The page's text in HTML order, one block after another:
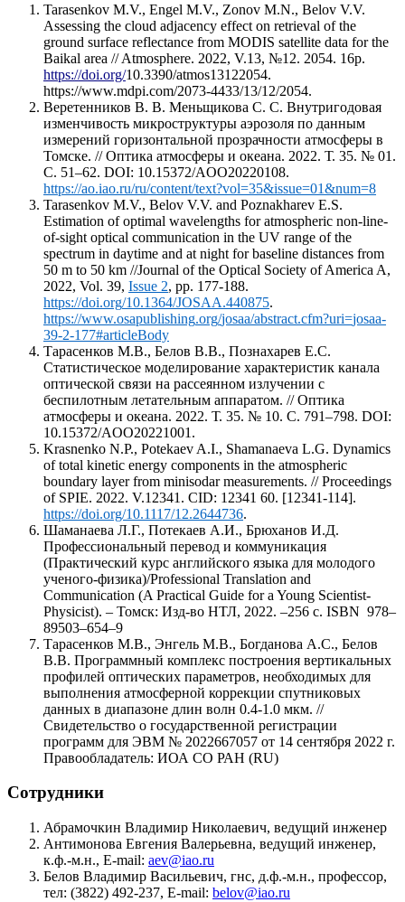
Tarasenkov M.V., Engel M.V., Zonov M.N., Belov V.V.
Assessing the cloud adjacency effect on retrieval of the
ground surface reflectance from MODIS satellite data for the
Baikal area // Atmosphere. 2022, V.13, №12. 2054. 16p.
https://doi.org/10.3390/atmos13122054.
https://www.mdpi.com/2073-4433/13/12/2054.
Веретенников В. В. Меньщикова С. С. Внутригодовая
изменчивость микроструктуры аэрозоля по данным
измерений горизонтальной прозрачности атмосферы в
Томске. // Оптика атмосферы и океана. 2022. Т. 35. № 01.
С. 51–62. DOI: 10.15372/AOO20220108.
https://ao.iao.ru/ru/content/text?vol=35&issue=01&num=8
Tarasenkov M.V., Belov V.V. and Poznakharev E.S.
Estimation of optimal wavelengths for atmospheric non-line-
of-sight optical communication in the UV range of the
spectrum in daytime and at night for baseline distances from
50 m to 50 km //Journal of the Optical Society of America A,
2022, Vol. 39, Issue 2, pp. 177-188.
https://doi.org/10.1364/JOSAA.440875.
https://www.osapublishing.org/josaa/abstract.cfm?uri=josaa-
39-2-177#articleBody
Тарасенков М.В., Белов В.В., Познахарев Е.С.
Статистическое моделирование характеристик канала
оптической связи на рассеянном излучении с
беспилотным летательным аппаратом. // Оптика
атмосферы и океана. 2022. Т. 35. № 10. С. 791–798. DOI:
10.15372/AOO20221001.
Krasnenko N.P., Potekaev A.I., Shamanaeva L.G. Dynamics
of total kinetic energy components in the atmospheric
boundary layer from minisodar measurements. // Proceedings
of SPIE. 2022. V.12341. CID: 12341 60. [12341-114].
https://doi.org/10.1117/12.2644736.
Шаманаева Л.Г., Потекаев А.И., Брюханов И.Д.
Профессиональный перевод и коммуникация
(Практический курс английского языка для молодого
ученого-физика)/Professional Translation and
Communication (A Practical Guide for a Young Scientist-
Physicist). – Томск: Изд-во НТЛ, 2022. –256 с. ISBN 978–
89503–654–9
Тарасенков М.В., Энгель М.В., Богданова А.С., Белов
В.В. Программный комплекс построения вертикальных
профилей оптических параметров, необходимых для
выполнения атмосферной коррекции спутниковых
данных в диапазоне длин волн 0.4-1.0 мкм. //
Свидетельство о государственной регистрации
программ для ЭВМ № 2022667057 от 14 сентября 2022 г.
Правообладатель: ИОА СО РАН (RU)
Сотрудники
Абрамочкин Владимир Николаевич, ведущий инженер
Антимонова Евгения Валерьевна, ведущий инженер,
к.ф.-м.н., E-mail: aev@iao.ru
Белов Владимир Васильевич, гнс, д.ф.-м.н., профессор,
тел: (3822) 492-237, E-mail: belov@iao.ru